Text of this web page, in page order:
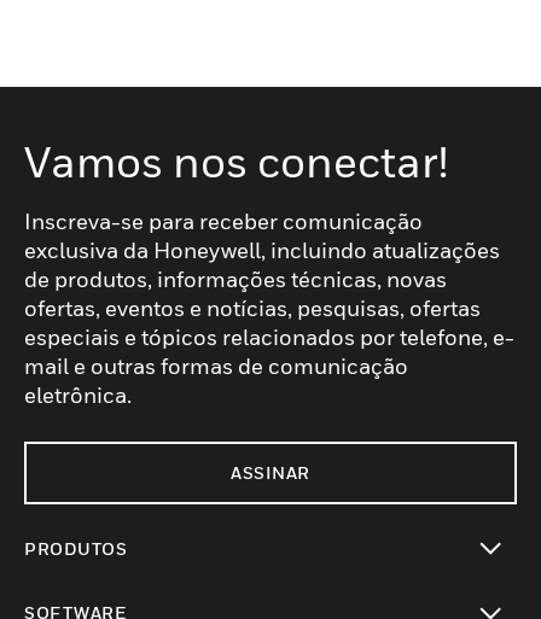
Vamos nos conectar!
Inscreva-se para receber comunicação
exclusiva da Honeywell, incluindo atualizações
de produtos, informações técnicas, novas
ofertas, eventos e notícias, pesquisas, ofertas
especiais e tópicos relacionados por telefone, e-
mail e outras formas de comunicação
eletrônica.
ASSINAR
PRODUTOS
SOFTWARE